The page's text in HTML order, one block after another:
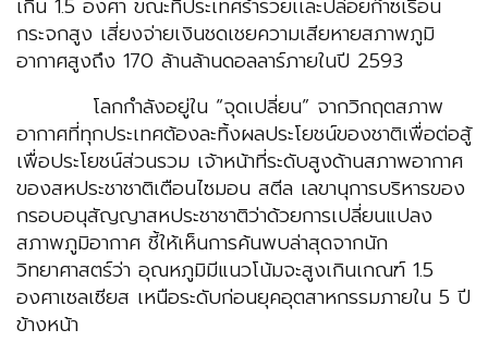
เกิน 1.5 องศา ขณะที่ประเทศร่ำรวยเเละปล่อยก๊าซเรือน
กระจกสูง เสี่ยงจ่ายเงินชดเชยความเสียหายสภาพภูมิ
อากาศสูงถึง 170 ล้านล้านดอลลาร์ภายในปี 2593
โลกกำลังอยู่ใน “จุดเปลี่ยน” จากวิกฤตสภาพ
อากาศที่ทุกประเทศต้องละทิ้งผลประโยชน์ของชาติเพื่อต่อสู้
เพื่อประโยชน์ส่วนรวม เจ้าหน้าที่ระดับสูงด้านสภาพอากาศ
ของสหประชาชาติเตือนไซมอน สตีล เลขานุการบริหารของ
กรอบอนุสัญญาสหประชาชาติว่าด้วยการเปลี่ยนแปลง
สภาพภูมิอากาศ ชี้ให้เห็นการค้นพบล่าสุดจากนัก
วิทยาศาสตร์ว่า อุณหภูมิมีแนวโน้มจะสูงเกินเกณฑ์ 1.5
องศาเซลเซียส เหนือระดับก่อนยุคอุตสาหกรรมภายใน 5 ปี
ข้างหน้า